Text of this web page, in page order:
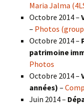
Maria Jalma
Octobre 2014 –
– Photos
Octobre 2014 –
patrimoine
Photos
Octobre 2014 –
années) –
Juin 2014 –